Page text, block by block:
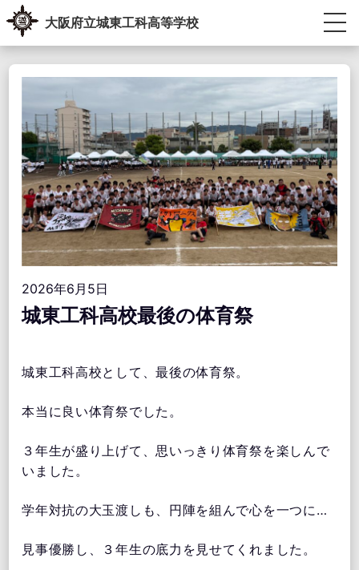
Skip
to
content
大阪府立城東工科高等学校
学校紹介
教育内容
学校生活
進路指導
学校運営協議会・学校教育自己診断・学校経営計画
アクセス情報
お問い合わせ
2026年6月5日
城東工科高校最後の体育祭
城東工科高校として、最後の体育祭。
本当に良い体育祭でした。
３年生が盛り上げて、思いっきり体育祭を楽しんで
いました。
学年対抗の大玉渡しも、円陣を組んで心を一つに…
見事優勝し、３年生の底力を見せてくれました。